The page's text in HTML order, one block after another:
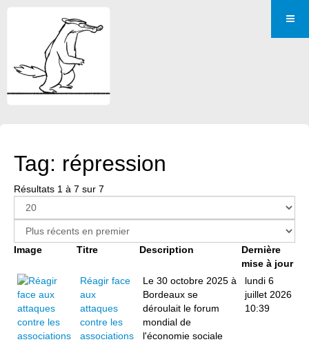
Tag: répression
Résultats 1 à 7 sur 7
Image Titre Description
Dernière
mise à jour
Réagir face
aux
attaques
contre les
associations
Le 30 octobre 2025 à
Bordeaux se
déroulait le forum
mondial de
l'économie sociale
lundi 6
juillet 2026
10:39